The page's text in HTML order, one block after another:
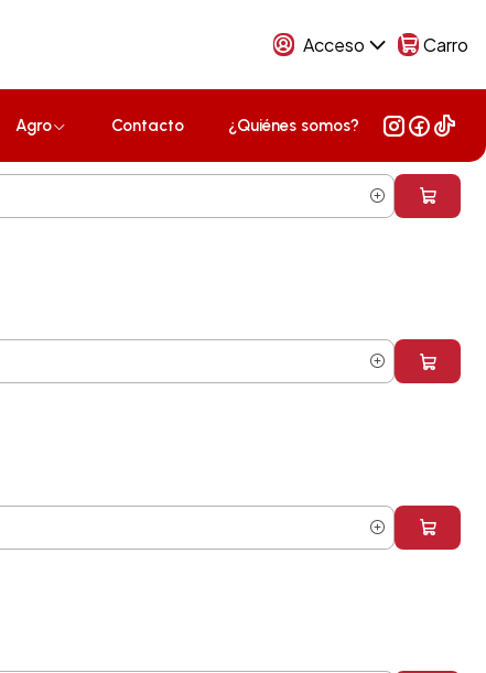
Acceso Carro
Agro Contacto ¿Quiénes somos?